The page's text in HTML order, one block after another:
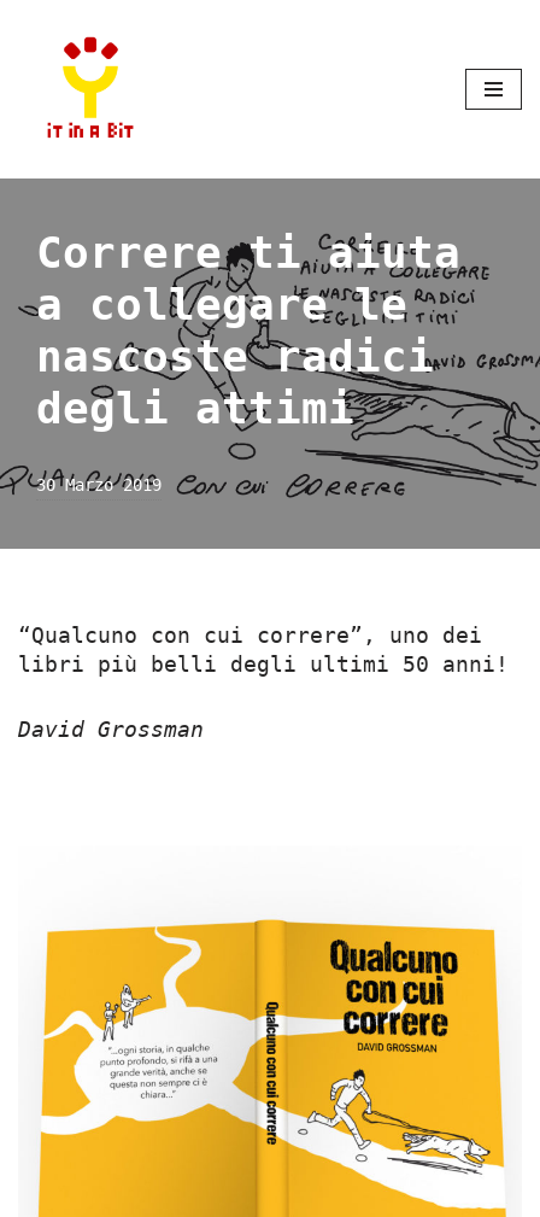
contenuto
Correre ti aiuta
a collegare le
nascoste radici
degli attimi
30 Marzo 2019
“Qualcuno con cui correre”, uno dei
libri più belli degli ultimi 50 anni!
David Grossman